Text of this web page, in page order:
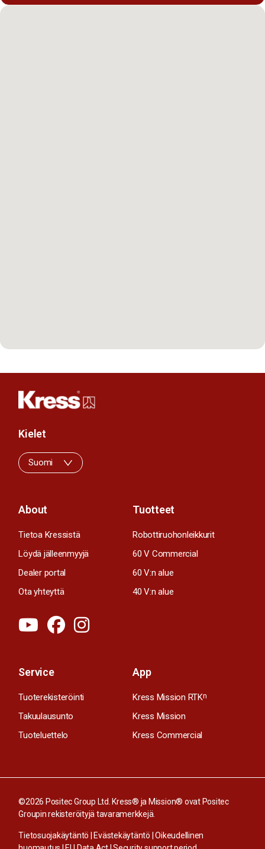
About
Tietoa Kressistä
Löydä jälleenmyyjä
Dealer portal
Ota yhteyttä
Tuotteet
Robottiruohonleikkurit
60 V Commercial
60 V:n alue
40 V:n alue
Service
Tuoterekisteröinti
Takuulausunto
Tuoteluettelo
App
Kress Mission RTKn
Kress Mission
Kress Commercial
Kielet
Suomi
©2026 Positec Group Ltd. Kress® ja Mission® ovat Positec
Groupin rekisteröityjä tavaramerkkejä.
Tietosuojakäytäntö |Evästekäytäntö |Oikeudellinen